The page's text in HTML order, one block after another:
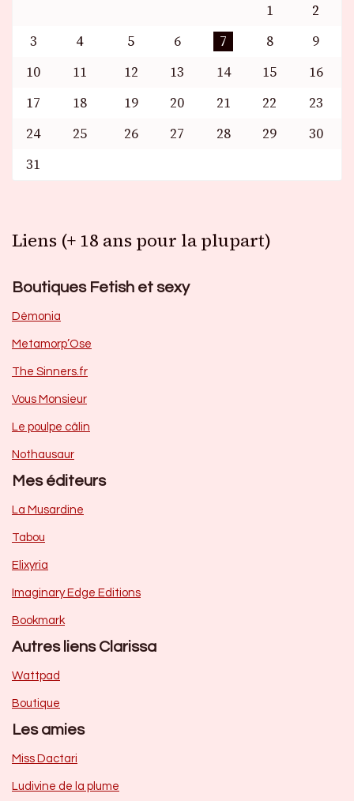
1
2
3
4 5 6 7 8
9
10
11 12 13 14 15
16
17
18 19 20 21 22
23
24
25 26 27 28 29
30
31
Liens (+ 18 ans pour la plupart)
Boutiques Fetish et sexy
Dèmonia
Metamorp’Ose
The Sinners.fr
Vous Monsieur
Le poulpe câlin
Nothausaur
Mes éditeurs
La Musardine
Tabou
Elixyria
Imaginary Edge Editions
Bookmark
Autres liens Clarissa
Wattpad
Boutique
Les amies
Miss Dactari
Ludivine de la plume